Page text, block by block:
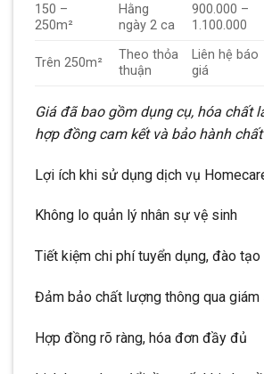
150 –
250m²
Hằng
ngày 2 ca
900.000 –
1.100.000
Trên 250m²
Theo thỏa
thuận
Liên hệ báo
giá
Giá đã bao gồm dụng cụ, hóa chất
hợp đồng cam kết và bảo hành
Lợi ích khi sử dụng dịch vụ
Không lo quản lý nhân sự vệ sinh
Tiết kiệm chi phí tuyển dụng, đào tạo
Đảm bảo chất lượng thông qua giám
Hợp đồng rõ ràng, hóa đơn đầy đủ